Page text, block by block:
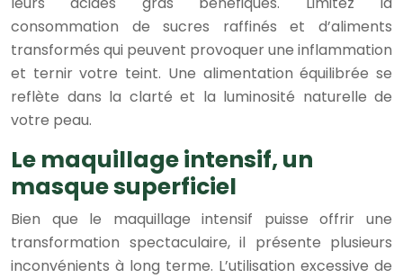
consommation de sucres raffinés et d’aliments
transformés qui peuvent provoquer une inflammation
et ternir votre teint. Une alimentation équilibrée se
reflète dans la clarté et la luminosité naturelle de
votre peau.
Le maquillage intensif, un
masque superficiel
Bien que le maquillage intensif puisse offrir une
transformation spectaculaire, il présente plusieurs
inconvénients à long terme. L’utilisation excessive de